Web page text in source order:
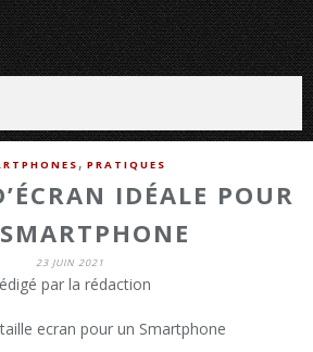
, PRATIQUES
IDÉALE POUR
23 JUIN 2021
par la rédaction